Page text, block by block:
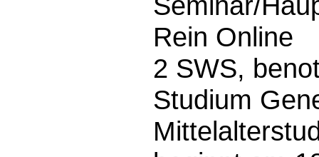
Rein Online
2 SWS,
Studium